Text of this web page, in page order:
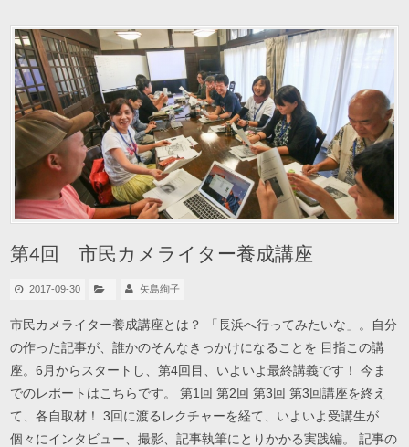
第4回 市民カメライター養成講座
2017-09-30 矢島絢子
市民カメライター養成講座とは？ 「長浜へ行ってみたいな」。自分
の作った記事が、誰かのそんなきっかけになることを 目指この講
座。6月からスタートし、第4回目、いよいよ最終講義です！ 今ま
でのレポートはこちらです。 第1回 第2回 第3回 第3回講座を終え
て、各自取材！ 3回に渡るレクチャーを経て、いよいよ受講生が
個々にインタビュー、撮影、記事執筆にとりかかる実践編。 記事の